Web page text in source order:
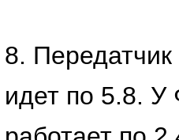
8.
идет по 5.8. У